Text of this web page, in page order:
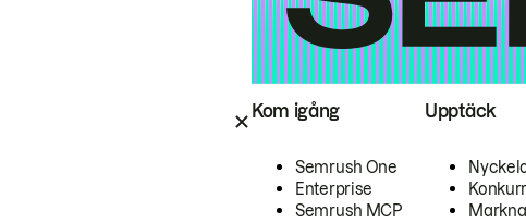
Kom igång
Semrush One
Enterprise
Semrush MCP
Upptäck